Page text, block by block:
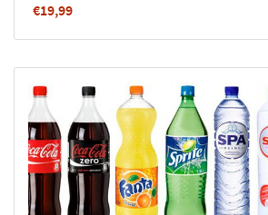
€19,99